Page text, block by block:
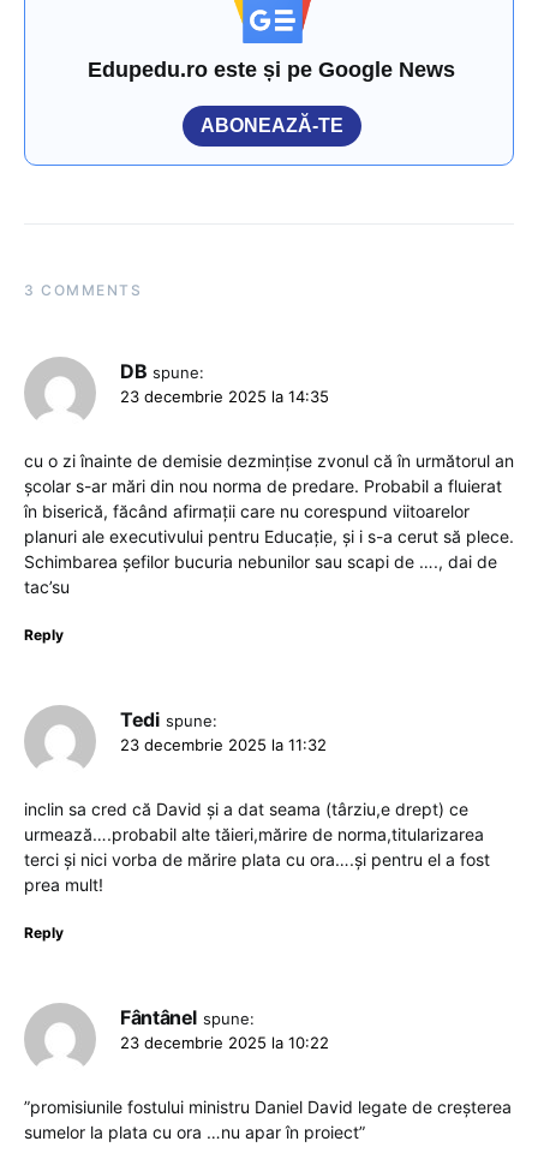
Edupedu.ro este și pe Google News
ABONEAZĂ-TE
3 COMMENTS
DB spune:
23 decembrie 2025 la 14:35
cu o zi înainte de demisie dezminţise zvonul că în următorul an
şcolar s-ar mări din nou norma de predare. Probabil a fluierat
în biserică, făcând afirmaţii care nu corespund viitoarelor
planuri ale executivului pentru Educaţie, şi i s-a cerut să plece.
Schimbarea şefilor bucuria nebunilor sau scapi de …., dai de
tac’su
Reply
Tedi spune:
23 decembrie 2025 la 11:32
inclin sa cred că David și a dat seama (târziu,e drept) ce
urmează….probabil alte tăieri,mărire de norma,titularizarea
terci și nici vorba de mărire plata cu ora….și pentru el a fost
prea mult!
Reply
Fântânel spune:
23 decembrie 2025 la 10:22
”promisiunile fostului ministru Daniel David legate de creșterea
sumelor la plata cu ora …nu apar în proiect”